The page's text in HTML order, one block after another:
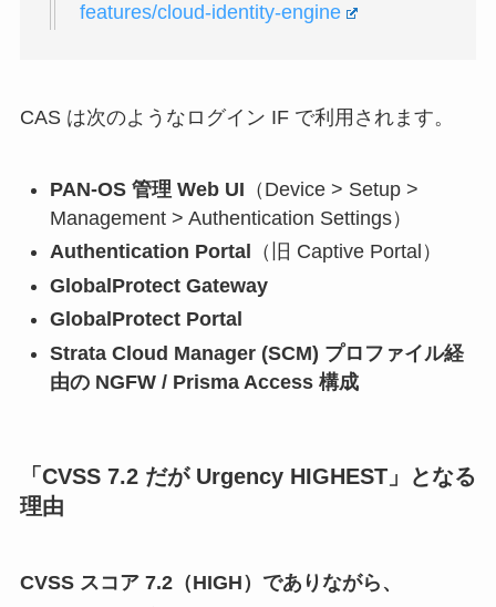
features/cloud-identity-engine
CAS は次のようなログイン IF で利用されます。
PAN-OS 管理 Web UI （Device > Setup >
Management > Authentication Settings）
Authentication Portal
（旧 Captive Portal）
GlobalProtect Gateway
GlobalProtect Portal
Strata Cloud Manager (SCM) プロファイル経
由の NGFW / Prisma Access 構成
「CVSS 7.2 だが Urgency HIGHEST」となる
理由
CVSS スコア 7.2（HIGH）でありながら、